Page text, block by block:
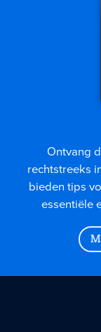
Ontvang
rechtstreeks
bieden tips
essentiële